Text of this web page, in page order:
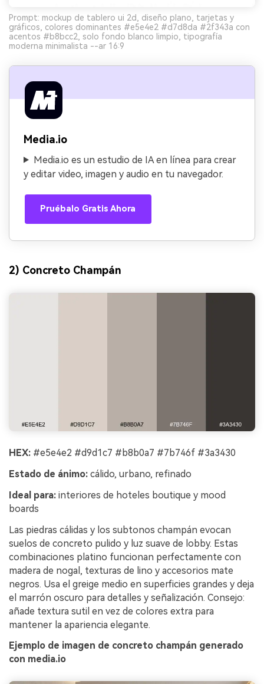
Prompt: mockup de tablero ui 2d, diseño plano, tarjetas y
gráficos, colores dominantes #e5e4e2 #d7d8da #2f343a con
acentos #b8bcc2, solo fondo blanco limpio, tipografía
moderna minimalista --ar 16:9
Media.io
Media.io es un estudio de IA en línea para crear
y editar video, imagen y audio en tu navegador.
Pruébalo Gratis Ahora
2) Concreto Champán
HEX: #e5e4e2 #d9d1c7 #b8b0a7 #7b746f #3a3430
Estado de ánimo: cálido, urbano, refinado
Ideal para: interiores de hoteles boutique y mood
boards
Las piedras cálidas y los subtonos champán evocan
suelos de concreto pulido y luz suave de lobby. Estas
combinaciones platino funcionan perfectamente con
madera de nogal, texturas de lino y accesorios mate
negros. Usa el greige medio en superficies grandes y deja
el marrón oscuro para detalles y señalización. Consejo:
añade textura sutil en vez de colores extra para
mantener la apariencia elegante.
Ejemplo de imagen de concreto champán generado
con media.io